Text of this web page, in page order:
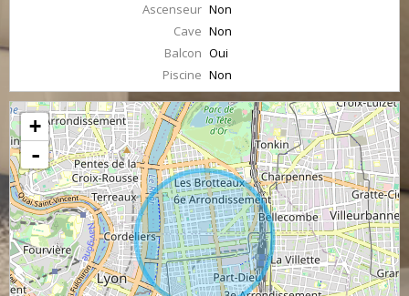
Ascenseur Non
Cave Non
Balcon Oui
Piscine Non
+
-